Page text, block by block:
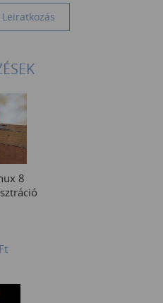
8
Ft